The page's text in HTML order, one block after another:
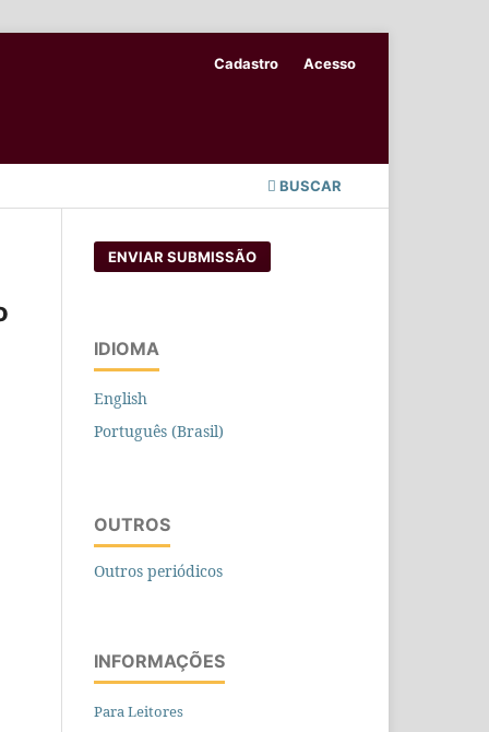
BUSCAR
Cadastro Acesso
ENVIAR SUBMISSÃO
IDIOMA
English
Português (Brasil)
OUTROS
Outros periódicos
INFORMAÇÕES
Para Leitores